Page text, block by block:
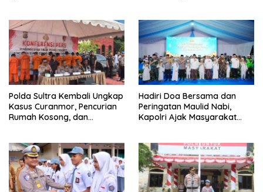
Polda Sultra Kembali Ungkap
Kasus Curanmor, Pencurian
Rumah Kosong, dan
Hadiri Doa Bersama dan
Peringatan Maulid Nabi,
Kapolri Ajak Masyarakat
Indonesia